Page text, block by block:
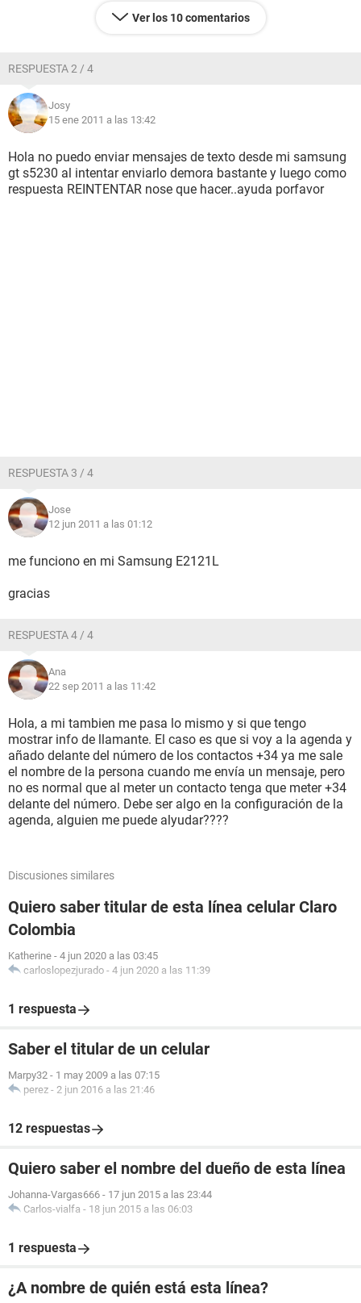
Ver los 10 comentarios
RESPUESTA 2 / 4
Josy
15 ene 2011 a las 13:42
Hola no puedo enviar mensajes de texto desde mi samsung
gt s5230 al intentar enviarlo demora bastante y luego como
respuesta REINTENTAR nose que hacer..ayuda porfavor
RESPUESTA 3 / 4
Jose
12 jun 2011 a las 01:12
me funciono en mi Samsung E2121L
gracias
RESPUESTA 4 / 4
Ana
22 sep 2011 a las 11:42
Hola, a mi tambien me pasa lo mismo y si que tengo
mostrar info de llamante. El caso es que si voy a la agenda y
añado delante del número de los contactos +34 ya me sale
el nombre de la persona cuando me envía un mensaje, pero
no es normal que al meter un contacto tenga que meter +34
delante del número. Debe ser algo en la configuración de la
agenda, alguien me puede alyudar????
Discusiones similares
Quiero saber titular de esta línea celular Claro
Colombia
Katherine - 4 jun 2020 a las 03:45
carloslopezjurado - 4 jun 2020 a las 11:39
1 respuesta
Saber el titular de un celular
Marpy32 - 1 may 2009 a las 07:15
perez - 2 jun 2016 a las 21:46
12 respuestas
Quiero saber el nombre del dueño de esta línea
Johanna-Vargas666 - 17 jun 2015 a las 23:44
Carlos-vialfa - 18 jun 2015 a las 06:03
1 respuesta
¿A nombre de quién está esta línea?